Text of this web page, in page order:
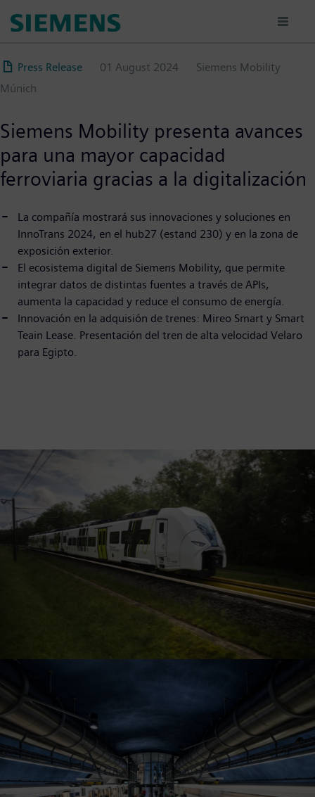
principal
Press Release 01 August 2024
Siemens Mobility
Múnich
Siemens Mobility presenta avances
para una mayor capacidad
ferroviaria gracias a la digitalización
La compañía mostrará sus innovaciones y soluciones en
InnoTrans 2024, en el hub27 (estand 230) y en la zona de
exposición exterior.
El ecosistema digital de Siemens Mobility, que permite
integrar datos de distintas fuentes a través de APIs,
aumenta la capacidad y reduce el consumo de energía.
Innovación en la adquisión de trenes: Mireo Smart y Smart
Teain Lease. Presentación del tren de alta velocidad Velaro
para Egipto.